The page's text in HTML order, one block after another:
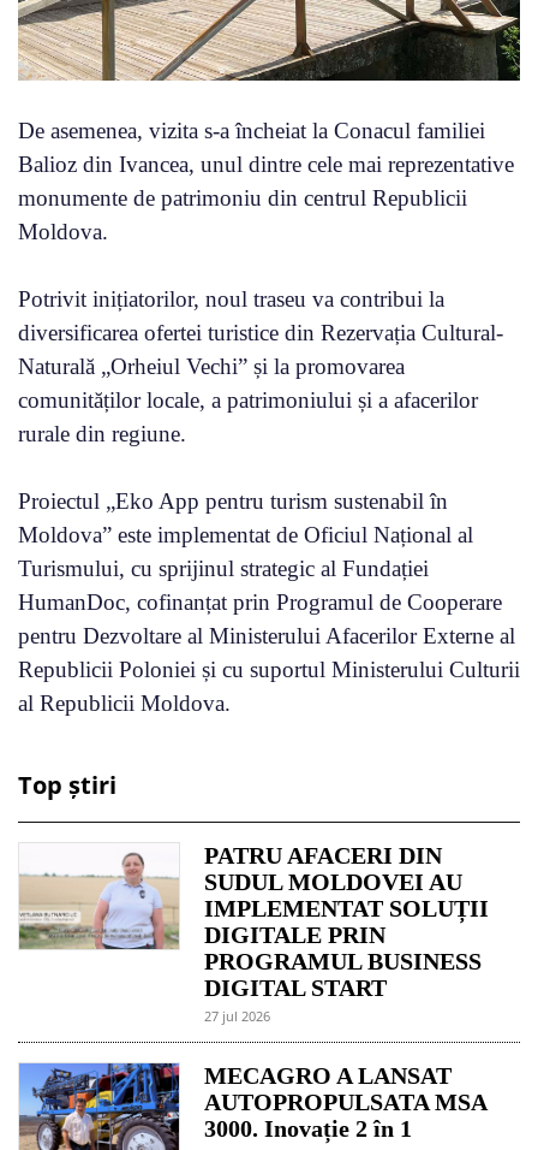
De asemenea, vizita s-a încheiat la Conacul familiei
Balioz din Ivancea, unul dintre cele mai reprezentative
monumente de patrimoniu din centrul Republicii
Moldova.
Potrivit inițiatorilor, noul traseu va contribui la
diversificarea ofertei turistice din Rezervația Cultural-
Naturală „Orheiul Vechi” și la promovarea
comunităților locale, a patrimoniului și a afacerilor
rurale din regiune.
Proiectul „Eko App pentru turism sustenabil în
Moldova” este implementat de Oficiul Național al
Turismului, cu sprijinul strategic al Fundației
HumanDoc, cofinanțat prin Programul de Cooperare
pentru Dezvoltare al Ministerului Afacerilor Externe al
Republicii Poloniei și cu suportul Ministerului Culturii
al Republicii Moldova.
Top știri
PATRU AFACERI DIN
SUDUL MOLDOVEI AU
IMPLEMENTAT SOLUȚII
DIGITALE PRIN
PROGRAMUL BUSINESS
DIGITAL START
27 jul 2026
MECAGRO A LANSAT
AUTOPROPULSATA MSA
3000. Inovație 2 în 1